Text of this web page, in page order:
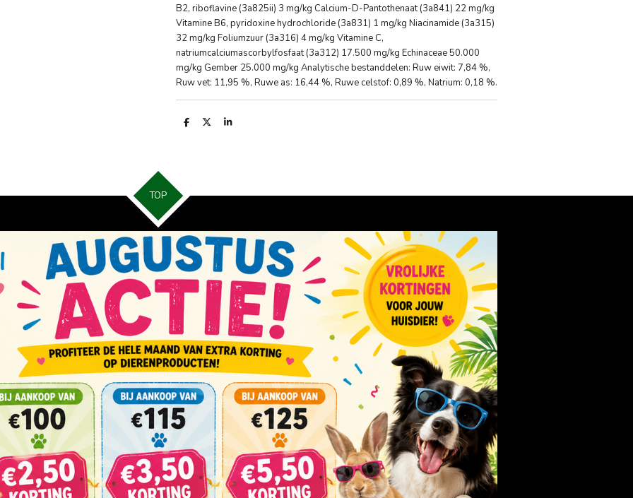
B2, riboflavine (3a825ii) 3 mg/kg Calcium-D-Pantothenaat (3a841) 22 mg/kg
Vitamine B6, pyridoxine hydrochloride (3a831) 1 mg/kg Niacinamide (3a315)
32 mg/kg Foliumzuur (3a316) 4 mg/kg Vitamine C,
natriumcalciumascorbylfosfaat (3a312) 17.500 mg/kg Echinaceae 50.000
mg/kg Gember 25.000 mg/kg Analytische bestanddelen: Ruw eiwit: 7,84 %,
Ruw vet: 11,95 %, Ruwe as: 16,44 %, Ruwe celstof: 0,89 %, Natrium: 0,18 %.
D
D
S
TOP